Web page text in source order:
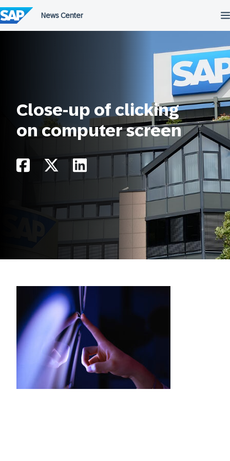
do
treści
Close-up of clicking
on computer screen